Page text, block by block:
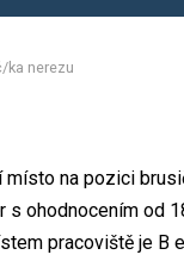
ka nerezu
místo na pozici
s ohodnocením od
pracoviště je B